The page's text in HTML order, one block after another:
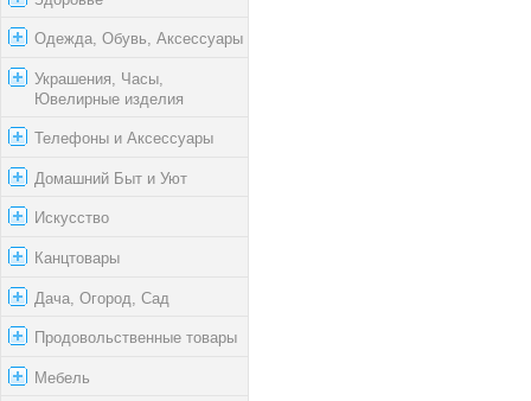
Одежда, Обувь, Аксессуары
Украшения, Часы,
Ювелирные изделия
Телефоны и Аксессуары
Домашний Быт и Уют
Искусство
Канцтовары
Дача, Огород, Сад
Продовольственные товары
Мебель